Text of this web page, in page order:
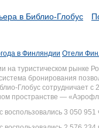
в Библио-Глобус
в Финляндии Отели
на туристическом рынке
бронирования
Глобус сотрудничает
пространстве —
воспользовались 3 050 951